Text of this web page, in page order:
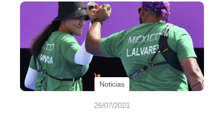
Noticias
26/07/2021